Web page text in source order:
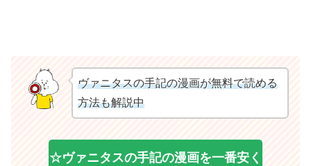
ヴァニタスの手記の漫画が無料で読める
方法も解説中
☆ヴァニタスの手記の漫画を一番安く